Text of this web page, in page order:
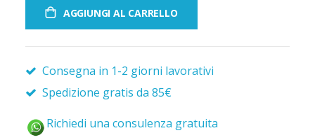
AGGIUNGI AL CARRELLO
Consegna in 1-2 giorni lavorativi
Spedizione gratis da 85€
Richiedi una consulenza gratuita